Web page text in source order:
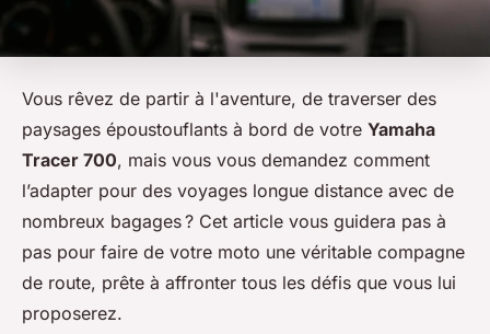
Vous rêvez de partir à l'aventure, de traverser des
paysages époustouflants à bord de votre Yamaha
Tracer 700, mais vous vous demandez comment
l’adapter pour des voyages longue distance avec de
nombreux bagages ? Cet article vous guidera pas à
pas pour faire de votre moto une véritable compagne
de route, prête à affronter tous les défis que vous lui
proposerez.